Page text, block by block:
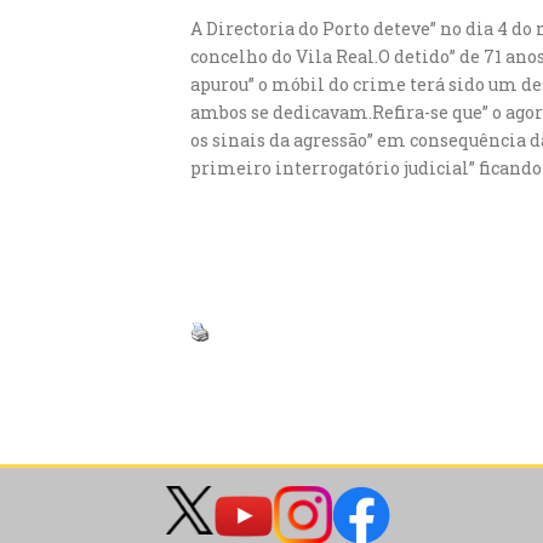
A Directoria do Porto deteve” no dia 4
concelho do Vila Real.O detido” de 71
apurou” o móbil do crime terá sido um
ambos se dedicavam.Refira-se que” o
os sinais da agressão” em
primeiro interrogatório judicial” ficando